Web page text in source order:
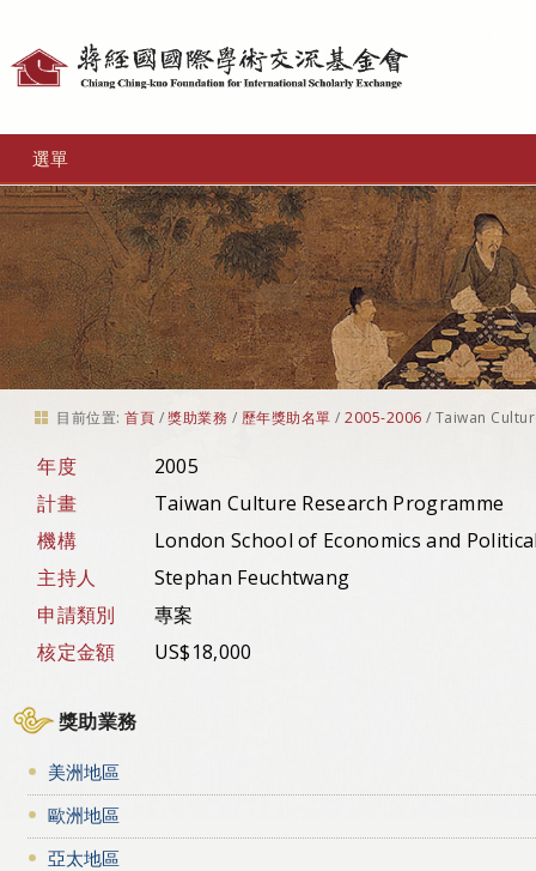
選單
目前位置: 首頁 /獎助業務 / 歷年獎助名單 /2005-2006 / Taiwan
年度
2005
計畫
Taiwan Culture Research Programme
機構
London School of Economics and
主持人
Stephan Feuchtwang
申請類別
專案
核定金額
US$18,000
獎助業務
美洲地區
歐洲地區
亞太地區